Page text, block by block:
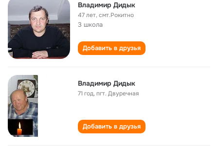
Владимир Дидык
47 лет,смт.Рокитно
3 школа
Добавить в друзья
Владимир Дидык
71 год,пгт. Двуречная
Добавить в друзья